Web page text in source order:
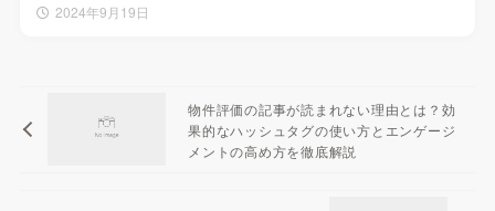
2024年9月19日
物件評価の記事が読まれない理由とは？効
果的なハッシュタグの使い方とエンゲージ
メントの高め方を徹底解説